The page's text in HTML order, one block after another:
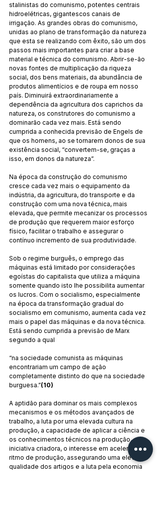
stalinistas do comunismo, potentes centrais
hidroelétricas, gigantescos canais de
irrigação. As grandes obras do comunismo,
unidas ao plano de transformação da natureza
que esta se realizando com êxito, são um dos
passos mais importantes para criar a base
material e técnica do comunismo. Abrir-se-ão
novas fontes de multiplicação da riqueza
social, dos bens materiais, da abundância de
produtos alimentícios e de roupa em nosso
país. Diminuirá extraordinariamente a
dependência da agricultura dos caprichos da
natureza, os construtores do comunismo a
dominarão cada vez mais. Está sendo
cumprida a conhecida previsão de Engels de
que os homens, ao se tornarem donos de sua
existência social, “convertem-se, graças a
isso, em donos da natureza”.
Na época da construção do comunismo
cresce cada vez mais o equipamento da
indústria, da agricultura, do transporte e da
construção com uma nova técnica, mais
elevada, que permite mecanizar os processos
de produção que requerem maior esforço
físico, facilitar o trabalho e assegurar o
contínuo incremento de sua produtividade.
Sob o regime burguês, o emprego das
máquinas está limitado por considerações
egoístas do capitalista que utiliza a máquina
somente quando isto lhe possibilita aumentar
os lucros. Com o socialismo, especialmente
na época da transformação gradual do
socialismo em comunismo, aumenta cada vez
mais o papel das máquinas e da nova técnica.
Está sendo cumprida a previsão de Marx
segundo a qual
“na sociedade comunista as máquinas
encontrariam um campo de ação
completamente distinto do que na sociedade
burguesa.”(10)
A aptidão para dominar os mais complexos
mecanismos e os métodos avançados de
trabalho, a luta por uma elevada cultura na
produção, a capacidade de aplicar a ciência e
os conhecimentos técnicos na produção, a
iniciativa criadora, o interesse em acelerar o
ritmo de produção, assegurando uma elevada
qualidade dos artigos e a luta pela economia